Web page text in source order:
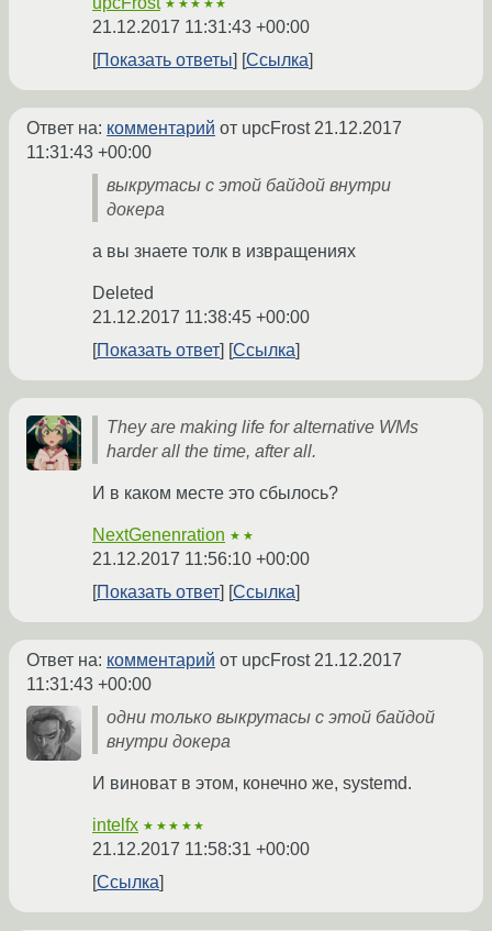
★★★★★
21.12.2017 11:31:43 +00:00
Показать ответы
Ссылка
Ответ на: комментарий от upcFrost21.12.2017
11:31:43 +00:00
выкрутасы с этой байдой внутри
докера
а вы знаете толк в извращениях
Deleted
21.12.2017 11:38:45 +00:00
Показать ответ
Ссылка
They are making life for alternative WMs
harder all the time, after all.
И в каком месте это сбылось?
NextGenenration ★★
21.12.2017 11:56:10 +00:00
Показать ответ
Ссылка
Ответ на: комментарий от upcFrost21.12.2017
11:31:43 +00:00
одни только выкрутасы с этой байдой
внутри докера
И виноват в этом, конечно же, systemd.
intelfx ★★★★★
21.12.2017 11:58:31 +00:00
Ссылка